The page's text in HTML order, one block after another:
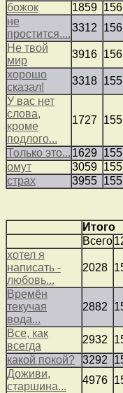
божок
1859 156
не
простится....
3312 156
Не твой
мир
3916 156
хорошо
сказал!
3318 155
У вас нет
слова,
кроме
подлого...
1727 155
Только это... 1629 155
омут
3059 155
страх
3955 155
Итого
Всего
хотел я
написать -
любовь...
2028
Времён
текучая
вода...
2882
Все, как
всегда
2932
какой покой?
3292
Доживи,
старшина...
4976